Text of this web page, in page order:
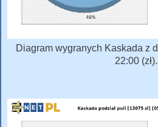
Diagram wygranych Kaskada z
22:00 (zł).